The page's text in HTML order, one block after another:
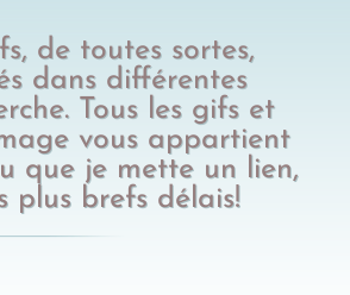
de toutes sortes,
dans différentes
Tous les gifs et
vous appartient
que je mette un lien,
plus brefs délais!